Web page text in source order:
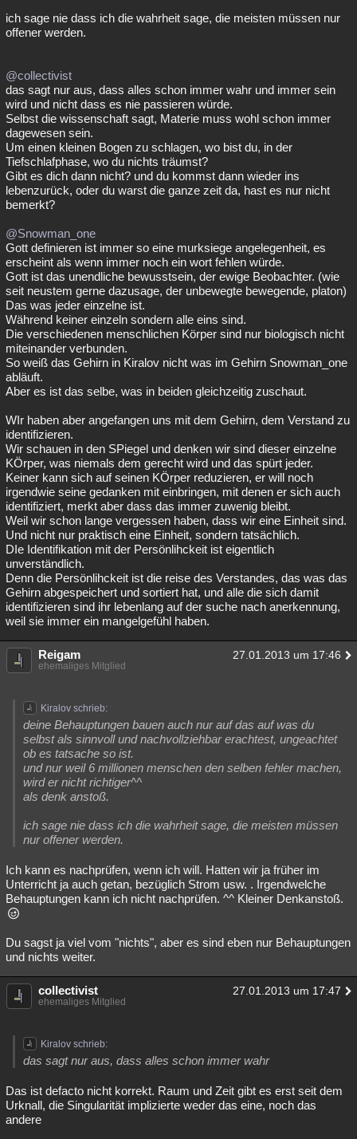
ich sage nie dass ich die wahrheit sage, die meisten müssen nur
offener werden.
@collectivist
das sagt nur aus, dass alles schon immer wahr und immer sein
wird und nicht dass es nie passieren würde.
Selbst die wissenschaft sagt, Materie muss wohl schon immer
dagewesen sein.
Um einen kleinen Bogen zu schlagen, wo bist du, in der
Tiefschlafphase, wo du nichts träumst?
Gibt es dich dann nicht? und du kommst dann wieder ins
lebenzurück, oder du warst die ganze zeit da, hast es nur nicht
bemerkt?
@Snowman_one
Gott definieren ist immer so eine murksiege angelegenheit, es
erscheint als wenn immer noch ein wort fehlen würde.
Gott ist das unendliche bewusstsein, der ewige Beobachter. (wie
seit neustem gerne dazusage, der unbewegte bewegende, platon)
Das was jeder einzelne ist.
Während keiner einzeln sondern alle eins sind.
Die verschiedenen menschlichen Körper sind nur biologisch nicht
miteinander verbunden.
So weiß das Gehirn in Kiralov nicht was im Gehirn Snowman_one
abläuft.
Aber es ist das selbe, was in beiden gleichzeitig zuschaut.
WIr haben aber angefangen uns mit dem Gehirn, dem Verstand zu
identifizieren.
Wir schauen in den SPiegel und denken wir sind dieser einzelne
KÖrper, was niemals dem gerecht wird und das spürt jeder.
Keiner kann sich auf seinen KÖrper reduzieren, er will noch
irgendwie seine gedanken mit einbringen, mit denen er sich auch
identifiziert, merkt aber dass das immer zuwenig bleibt.
Weil wir schon lange vergessen haben, dass wir eine Einheit sind.
Und nicht nur praktisch eine Einheit, sondern tatsächlich.
DIe Identifikation mit der Persönlihckeit ist eigentlich
unverständlich.
Denn die Persönlihckeit ist die reise des Verstandes, das was das
Gehirn abgespeichert und sortiert hat, und alle die sich damit
identifizieren sind ihr lebenlang auf der suche nach anerkennung,
weil sie immer ein mangelgefühl haben.
Reigam 27.01.2013 um 17:46
ehemaliges Mitglied
Kiralov schrieb:
deine Behauptungen bauen auch nur auf das auf was du
selbst als sinnvoll und nachvollziehbar erachtest, ungeachtet
ob es tatsache so ist.
und nur weil 6 millionen menschen den selben fehler machen,
wird er nicht richtiger^^
als denk anstoß.
ich sage nie dass ich die wahrheit sage, die meisten müssen
nur offener werden.
Ich kann es nachprüfen, wenn ich will. Hatten wir ja früher im
Unterricht ja auch getan, bezüglich Strom usw. . Irgendwelche
Behauptungen kann ich nicht nachprüfen. ^^ Kleiner Denkanstoß.
Du sagst ja viel vom "nichts", aber es sind eben nur Behauptungen
und nichts weiter.
collectivist 27.01.2013 um 17:47
ehemaliges Mitglied
Kiralov schrieb:
das sagt nur aus, dass alles schon immer wahr
Das ist defacto nicht korrekt. Raum und Zeit gibt es erst seit dem
Urknall, die Singularität implizierte weder das eine, noch das
andere